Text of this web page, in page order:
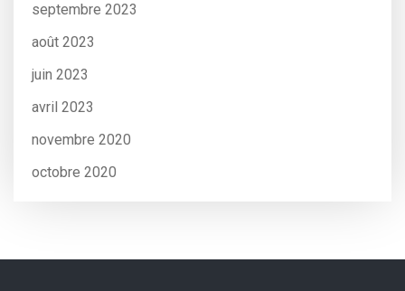
septembre 2023
août 2023
juin 2023
avril 2023
novembre 2020
octobre 2020